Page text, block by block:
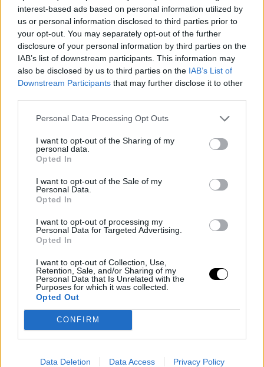
interest-based ads based on personal information utilized by
us or personal information disclosed to third parties prior to
your opt-out. You may separately opt-out of the further
disclosure of your personal information by third parties on the
IAB’s list of downstream participants. This information may
also be disclosed by us to third parties on the IAB’s List of
Downstream Participants that may further disclose it to other
Personal Data Processing Opt Outs
I want to opt-out of the Sharing of my
personal data.
Opted In
I want to opt-out of the Sale of my
Personal Data.
Opted In
I want to opt-out of processing my
Personal Data for Targeted Advertising.
Opted In
I want to opt-out of Collection, Use,
Retention, Sale, and/or Sharing of my
Personal Data that Is Unrelated with the
Purposes for which it was collected.
Opted Out
CONFIRM
Data Deletion Data Access Privacy Policy
El escolta esloveno regresa a Europa tras una breve e
infructuosa odisea de un año en la NBA, donde defendió
la camiseta deMiami Heat y Phoenix Sunsen un total
de 16 partidos. Previamente, había disputado dos
temporadas en las filas delUnicaja de Málaga.
vigente campeón de la Eurocup , un Khimki que ha
Marko Todorovic y Alexey Shved.